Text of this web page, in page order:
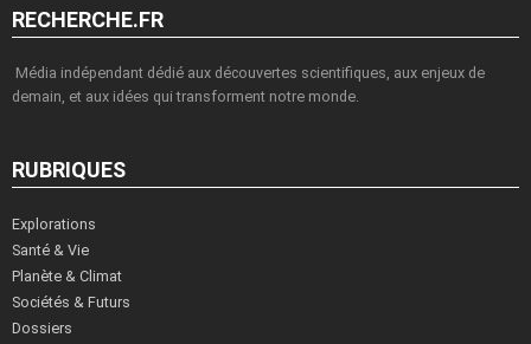
RECHERCHE.FR
Média indépendant dédié aux découvertes scientifiques, aux enjeux de
demain, et aux idées qui transforment notre monde.
RUBRIQUES
Explorations
Santé & Vie
Planète & Climat
Sociétés & Futurs
Dossiers